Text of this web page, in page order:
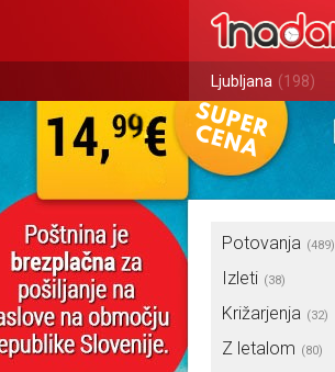
Ljubljana (198)
Potovanja (489)
Izleti (38)
Križarjenja (32)
Z letalom (80)